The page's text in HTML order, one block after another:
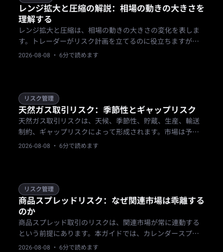
レンジ拡大と圧縮の解説：相場の動きの大きさを
理解する
レンジ拡大と圧縮は、相場の動きの大きさの変化を表しま
す。トレーダーがリスク計画を立てるのに役立ちますが、
方向性を予測するものではありません。
2026-08-08 · 6分で読めます
リスク管理
天然ガス取引リスク：季節性とギャップリスク
天然ガス取引リスクは、天候、季節性、貯蔵、生産、輸送
制約、ギャップリスクによって形成されます。市場は予報
やスケジュールされたデータの発表に応じて急変すること
す。
2026-08-08 · 6分で読めます
リスク管理
商品スプレッドリスク：なぜ関連市場は乖離する
のか
商品スプレッド取引のリスクは、関連市場が常に連動する
という前提にあります。本ガイドでは、カレンダースプレ
ッド、市場間スプレッド、地域差、在庫ショック、流動性
2026-08-08 · 6分で読めます